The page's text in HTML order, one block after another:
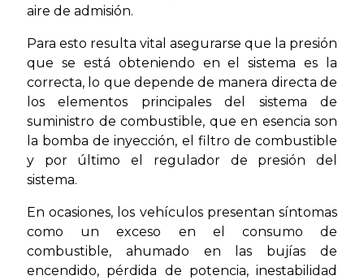
aire de admisión.
Para esto resulta vital asegurarse que la presión
que se está obteniendo en el sistema es la
correcta, lo que depende de manera directa de
los elementos principales del sistema de
suministro de combustible, que en esencia son
la bomba de inyección, el filtro de combustible
y por último el regulador de presión del
sistema.
En ocasiones, los vehículos presentan síntomas
como un exceso en el consumo de
combustible, ahumado en las bujías de
encendido, pérdida de potencia, inestabilidad